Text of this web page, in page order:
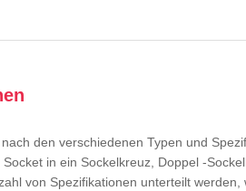
den verschiedenen Typen und
in ein Sockelkreuz, Doppel -
von Spezifikationen unterteilt